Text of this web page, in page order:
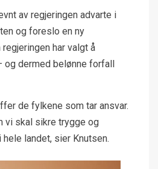
av regjeringen advarte i
og foreslo en ny
har valgt å
dermed belønne forfall
de fylkene som tar ansvar.
vi skal sikre trygge og
landet, sier Knutsen.